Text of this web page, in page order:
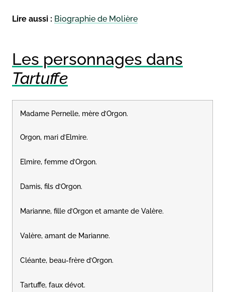
Lire aussi : Biographie de Molière
Les personnages dans
Tartuffe
Madame Pernelle, mère d’Orgon.
Orgon, mari d’Elmire.
Elmire, femme d’Orgon.
Damis, fils d’Orgon.
Marianne, fille d’Orgon et amante de Valère.
Valère, amant de Marianne.
Cléante, beau-frère d’Orgon.
Tartuffe, faux dévot.